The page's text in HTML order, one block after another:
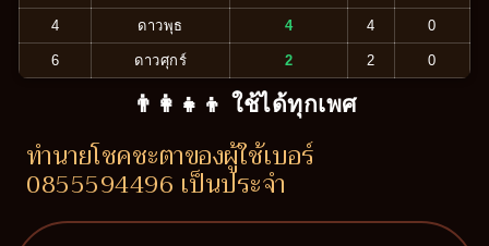
4 ดาวพุธ 4 4 0
6 ดาวศุกร์ 2 2 0
👨‍👩‍👧‍👦 ใช้ได้ทุกเพศ
ทำนายโชคชะตาของผู้ใช้เบอร์
0855594496 เป็นประจำ